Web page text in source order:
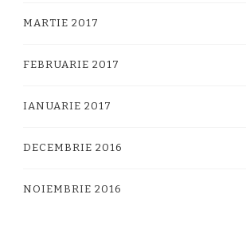
MARTIE 2017
FEBRUARIE 2017
IANUARIE 2017
DECEMBRIE 2016
NOIEMBRIE 2016